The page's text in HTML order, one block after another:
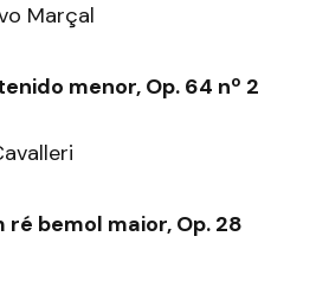
Marçal
menor, Op. 64 nº 2
ré bemol maior, Op. 28